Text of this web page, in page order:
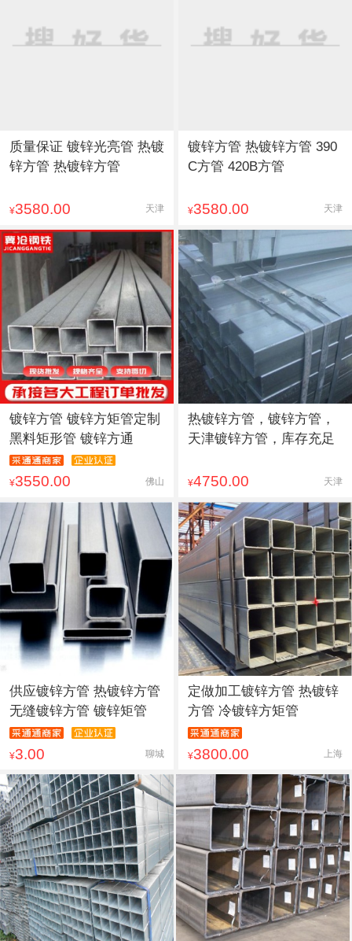
质量保证 镀锌光亮管 热镀
锌方管 热镀锌方管
¥3580.00 天津
镀锌方管 热镀锌方管 390
C方管 420B方管
¥3580.00 天津
镀锌方管 镀锌方矩管定制
黑料矩形管 镀锌方通
¥3550.00 佛山
热镀锌方管，镀锌方管，
天津镀锌方管，库存充足
¥4750.00 天津
供应镀锌方管 热镀锌方管
无缝镀锌方管 镀锌矩管
¥3.00 聊城
定做加工镀锌方管 热镀锌
方管 冷镀锌方矩管
¥3800.00 上海